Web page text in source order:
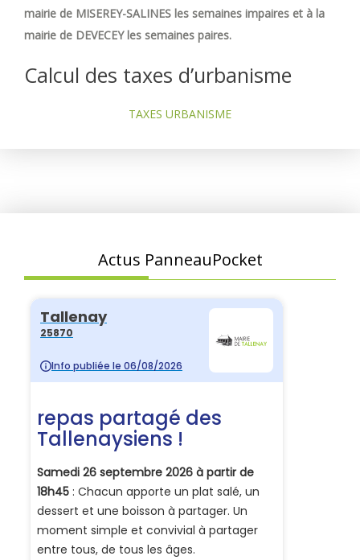
mairie de MISEREY-SALINES les semaines impaires et à la
mairie de DEVECEY les semaines paires.
Calcul des taxes d’urbanisme
TAXES URBANISME
Actus PanneauPocket